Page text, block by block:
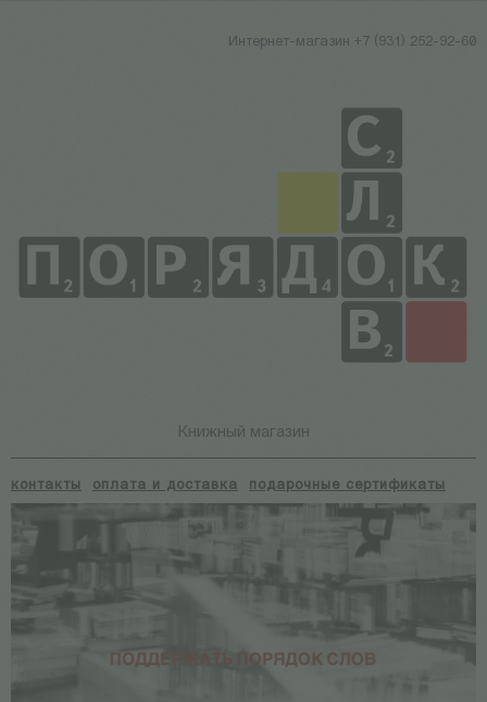
Интернет-магазин +7 (931) 252-92-60
Книжный магазин
контакты оплата и доставка подарочные сертификаты